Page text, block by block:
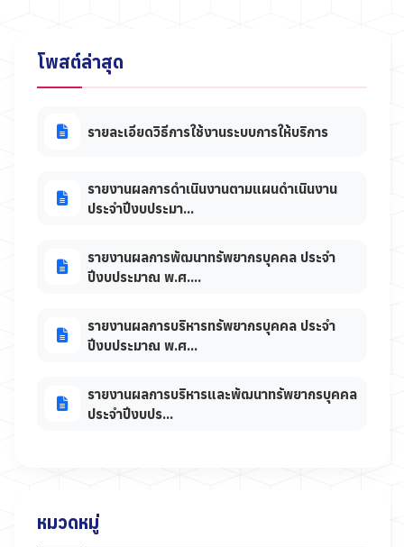
โพสต์ล่าสุด
รายละเอียดวิธีการใช้งานระบบการให้บริการ
รายงานผลการดำเนินงานตามแผนดำเนินงาน
ประจำปีงบประมา...
รายงานผลการพัฒนาทรัพยากรบุคคล ประจำ
ปีงบประมาณ พ.ศ....
รายงานผลการบริหารทรัพยากรบุคคล ประจำ
ปีงบประมาณ พ.ศ...
รายงานผลการบริหารและพัฒนาทรัพยากรบุคคล
ประจำปีงบปร...
หมวดหมู่